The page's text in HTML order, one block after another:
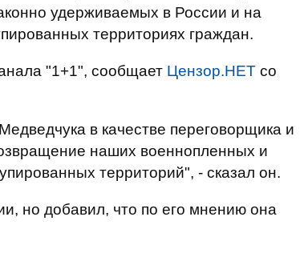
удерживаемых в России и на
территориях граждан.
"1+1", сообщает Цензор.НЕТ со
в качестве переговорщика и
наших военнопленных и
территорий", - сказал он.
но добавил, что по его мнению она